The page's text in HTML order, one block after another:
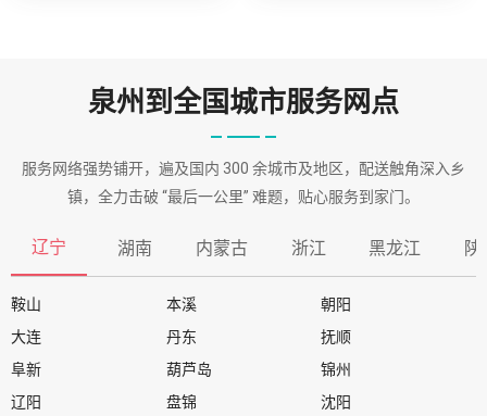
泉州到全国城市服务网点
服务网络强势铺开，遍及国内 300 余城市及地区，配送触角深入乡
镇，全力击破 “最后一公里” 难题，贴心服务到家门。
辽宁 湖南 内蒙古 浙江 黑龙江 陕
鞍山 本溪
朝阳
大连
丹东
抚顺
阜新
葫芦岛
锦州
辽阳
盘锦
沈阳